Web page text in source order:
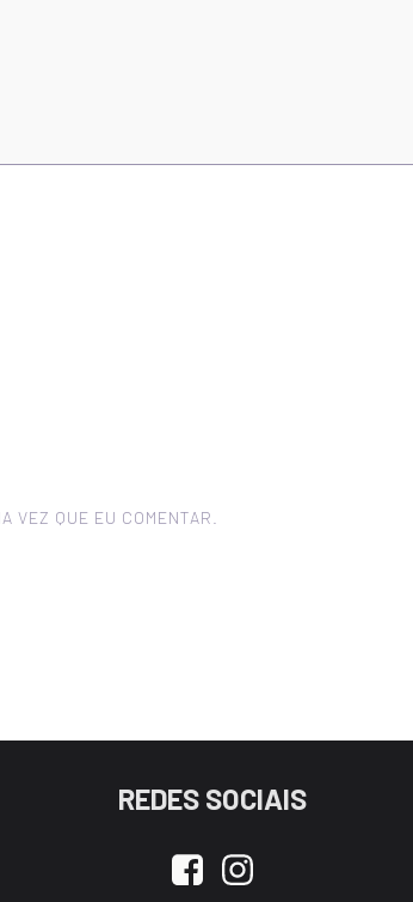
VEZ QUE EU COMENTAR.
REDES SOCIAIS